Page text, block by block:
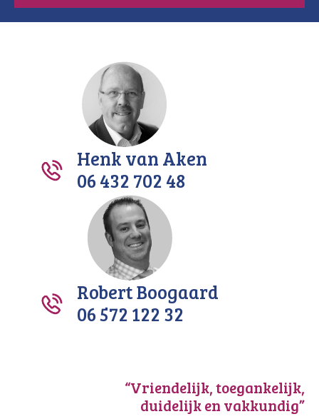
Henk van Aken
06 432 702 48
Robert Boogaard
06 572 122 32
“Vriendelijk, toegankelijk,
duidelijk en vakkundig”